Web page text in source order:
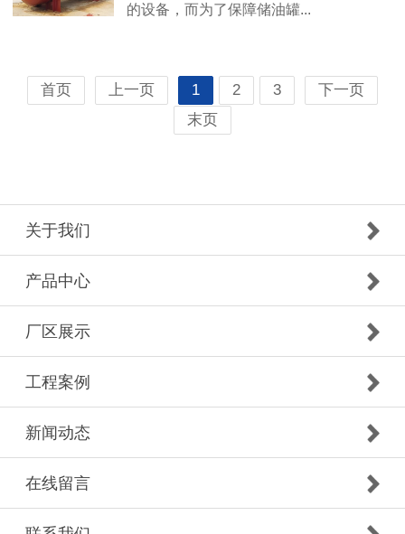
的设备，而为了保障储油罐...
首页 上一页 1 2 3
下一页
末页
关于我们
产品中心
厂区展示
工程案例
新闻动态
在线留言